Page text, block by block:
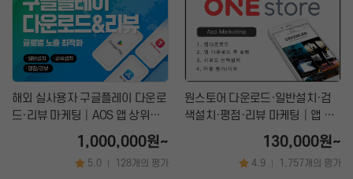
해외 실사용자 구글플레이 다운로
드·리뷰 마케팅│AOS 앱 상위노
1,000,000원~
5.0 128개의 평가
원스토어 다운로드·일반설치·검
색설치·평점·리뷰 마케팅│앱 상
130,000원~
4.9 1,757개의 평가